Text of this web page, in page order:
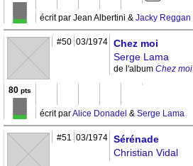
écrit par Jean Albertini & Jacky Reggan
#50 03/1974 Chez moi
Serge Lama
de l'album Chez moi
80 pts
écrit parAlice Donadel & Serge Lama
#51 03/1974 Sérénade
Christian Vidal